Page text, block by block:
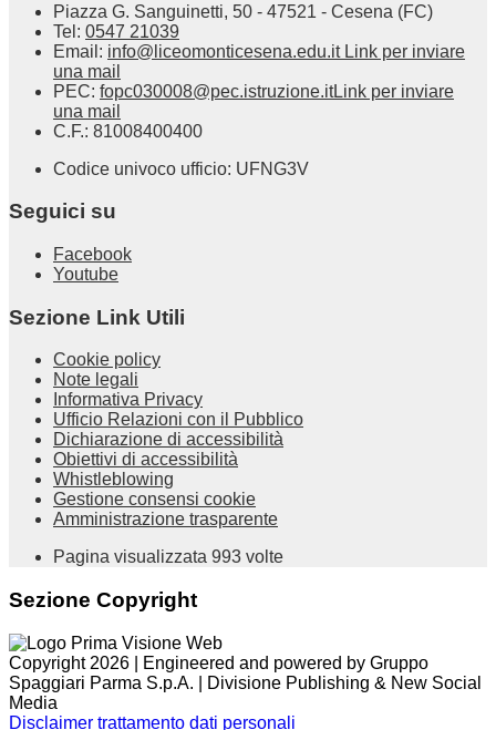
Piazza G. Sanguinetti, 50 - 47521 - Cesena (FC)
Tel: 0547 21039
Email: info@liceomonticesena.edu.it Link per inviare
una mail
PEC: fopc030008@pec.istruzione.itLink per inviare
una mail
C.F.: 81008400400
Codice univoco ufficio: UFNG3V
Seguici su
Facebook
Youtube
Sezione Link Utili
Cookie policy
Note legali
Informativa Privacy
Ufficio Relazioni con il Pubblico
Dichiarazione di accessibilità
Obiettivi di accessibilità
Whistleblowing
Gestione consensi cookie
Amministrazione trasparente
Pagina visualizzata 993 volte
Sezione Copyright
Copyright 2026 | Engineered and powered by Gruppo
Spaggiari Parma S.p.A. | Divisione Publishing & New Social
Media
Disclaimer trattamento dati personali